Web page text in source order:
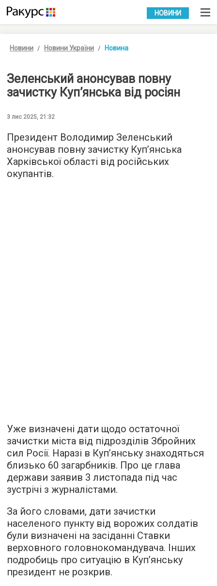
УКР РУС
НОВИНИ
Новини Новини України Новина
Зеленський анонсував повну
зачистку Куп’янська від росіян
3 лис 2025, 21:32
Президент Володимир Зеленський
анонсував повну зачистку Купʼянська
Харківської області від російських
окупантів.
Уже визначені дати щодо остаточної
зачистки міста від підрозділів Збройних
сил Росії. Наразі в Куп’янську знаходяться
близько 60 загарбників. Про це глава
держави заявив 3 листопада під час
зустрічі з журналістами.
За його словами, дати зачистки
населеного пункту від ворожих солдатів
були визначені на засіданні Ставки
верховного головнокомандувача. Інших
подробиць про ситуацію в Куп’янську
президент не розкрив.